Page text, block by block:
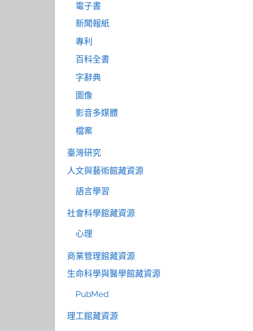
電子書
新聞報紙
專利
百科全書
字辭典
圖像
影音多媒體
檔案
臺灣研究
人文與藝術館藏資源
語言學習
社會科學館藏資源
心理
商業管理館藏資源
生命科學與醫學館藏資源
PubMed
理工館藏資源